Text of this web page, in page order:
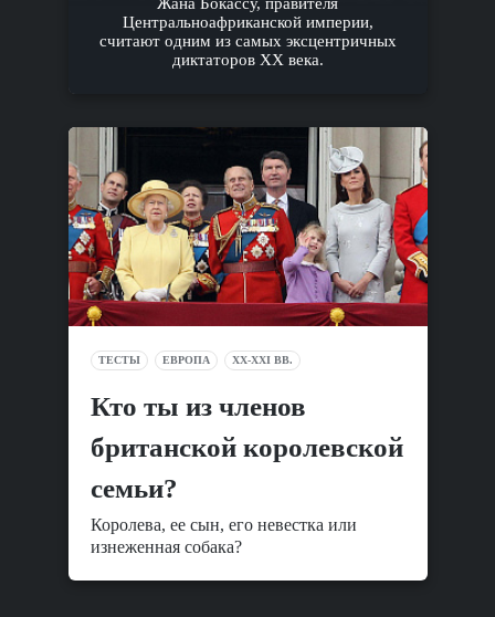
Центральноафриканской империи,
считают одним из самых эксцентричных
диктаторов XX века.
ТЕСТЫ ЕВРОПА XX-XXI ВВ.
Кто ты из членов
британской королевской
семьи?
Королева, ее сын, его невестка или
изнеженная собака?